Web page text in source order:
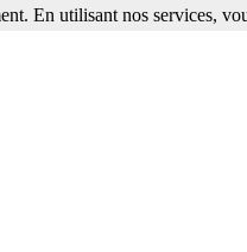
En utilisant nos services,